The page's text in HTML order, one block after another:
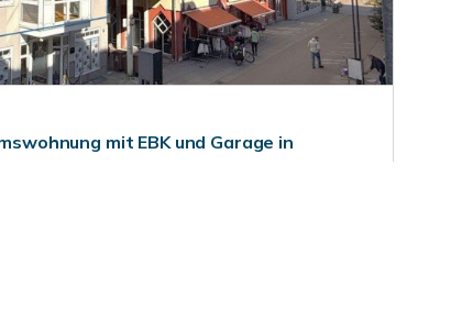
mit EBK und Garage in